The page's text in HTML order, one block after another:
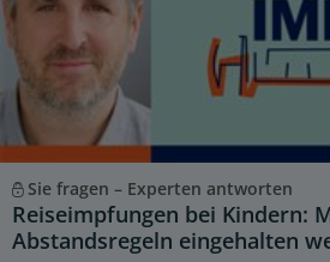
Sie fragen – Experten antworten
Reiseimpfungen bei Kindern:
Abstandsregeln eingehalten